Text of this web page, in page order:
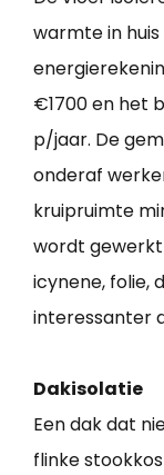
warmte in
€1700 en het
p/jaar. De
onderaf
kruipruimte
wordt
icynene, folie,
interessanter
Dakisolatie
Een dak dat
flinke